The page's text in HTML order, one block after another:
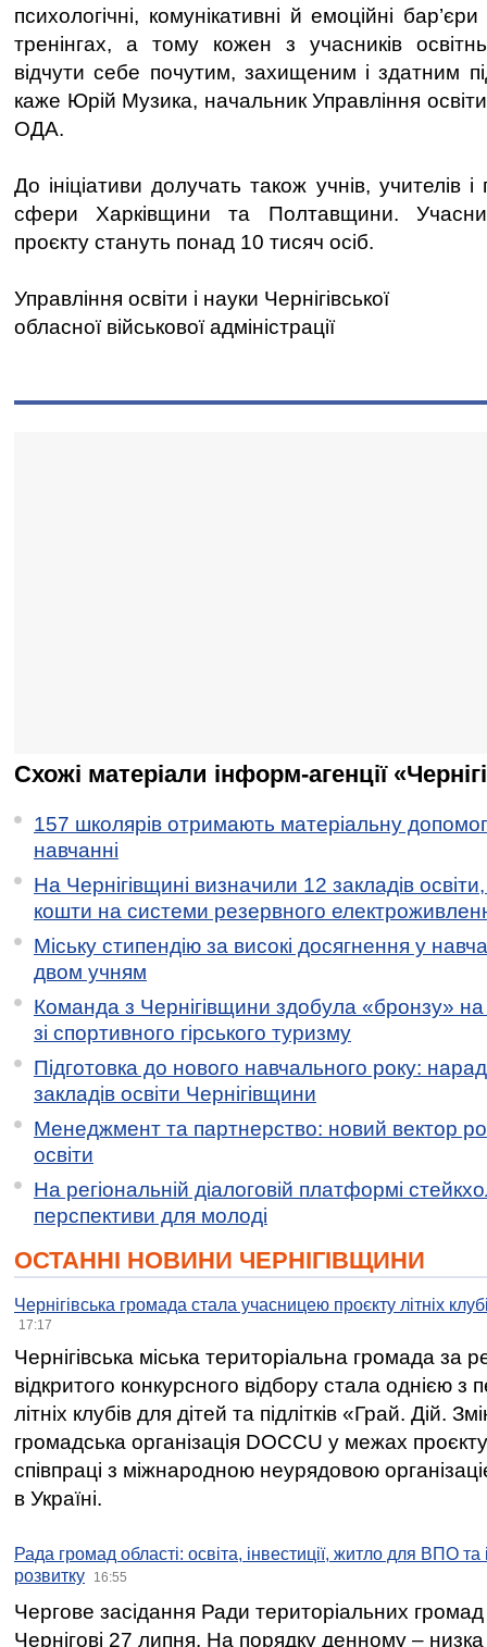
психологічні, комунікативні й емоційні
тренінгах, а тому кожен з учасників
відчути себе почутим, захищеним і здатним
каже Юрій Музика, начальник Управління освіти
ОДА.
До ініціативи долучать також учнів, учителів і
сфери Харківщини та Полтавщини.
проєкту стануть понад 10 тисяч осіб.
Управління освіти і науки Чернігівської
обласної військової адміністрації
Схожі матеріали інформ-агенції
157 школярів отримають матеріальну
навчанні
На Чернігівщині визначили 12 закладів
кошти на системи резервного
Міську стипендію за високі досягнення у
двом учням
Команда з Чернігівщини здобула «бронзу» на
зі спортивного гірського туризму
Підготовка до нового навчального року:
закладів освіти Чернігівщини
Менеджмент та партнерство: новий вектор
освіти
На регіональній діалоговій платформі
перспективи для молоді
ОСТАННІ НОВИНИ ЧЕРНІГІВЩИНИ
Чернігівська громада стала учасницею проєкту літніх
17:17
Чернігівська міська територіальна громада за
відкритого конкурсного відбору стала однією
літніх клубів для дітей та підлітків «Грай. Дій.
громадська організація DOCCU у межах
співпраці з міжнародною неурядовою
в Україні.
Рада громад області: освіта, інвестиції, житло для ВПО
розвитку
16:55
Чергове засідання Ради територіальних громад
Чернігові 27 липня. На порядку денному –